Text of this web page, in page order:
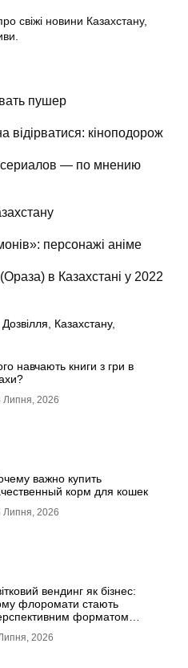
свіжі новини Казахстану,
пушер
відірватися: кіноподорож
сериалов — по мнению
персонажі аніме
в Казахстані у 2022
Дозвілля, Казахстану,
навчають книги з гри в
Липня, 2026
важно купить
корм для кошек
Липня, 2026
вендинг як бізнес:
флоромати стають
форматом
2026